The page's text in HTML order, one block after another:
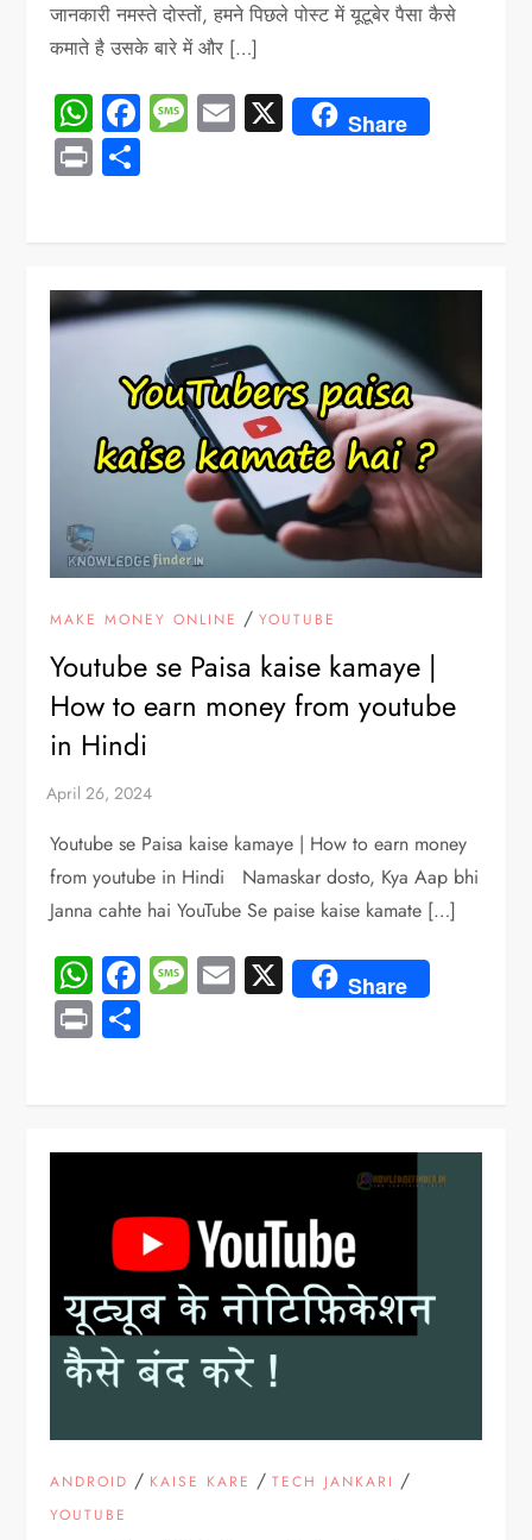
जानकारी नमस्ते दोस्तों, हमने पिछले पोस्ट में यूटूबेर पैसा कैसे
कमाते है उसके बारे में और […]
WhatsApp
Facebook
Message
Email
X Share
Print
MAKE MONEY ONLINE /YOUTUBE
Youtube se Paisa kaise kamaye |
How to earn money from youtube
in Hindi
Youtube se Paisa kaise kamaye | How to earn money
from youtube in Hindi Namaskar dosto, Kya Aap bhi
Janna cahte hai YouTube Se paise kaise kamate […]
WhatsApp
Facebook
Message
Email
X Share
Print
ANDROID / KAISE KARE /TECH JANKARI /
YOUTUBE